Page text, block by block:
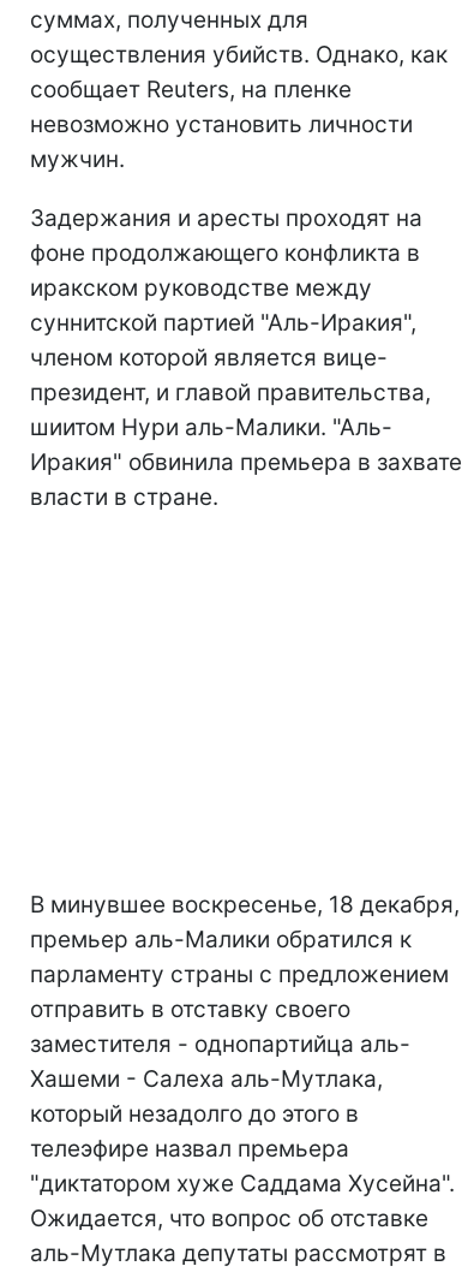
суммах, полученных для
осуществления убийств. Однако, как
сообщает Reuters, на пленке
невозможно установить личности
мужчин.
Задержания и аресты проходят на
фоне продолжающего конфликта в
иракском руководстве между
суннитской партией "Аль-Иракия",
членом которой является вице-
президент, и главой правительства,
шиитом Нури аль-Малики. "Аль-
Иракия" обвинила премьера в захвате
власти в стране.
В минувшее воскресенье, 18 декабря,
премьер аль-Малики обратился к
парламенту страны с предложением
отправить в отставку своего
заместителя - однопартийца аль-
Хашеми - Салеха аль-Мутлака,
который незадолго до этого в
телеэфире назвал премьера
"диктатором хуже Саддама Хусейна".
Ожидается, что вопрос об отставке
аль-Мутлака депутаты рассмотрят в